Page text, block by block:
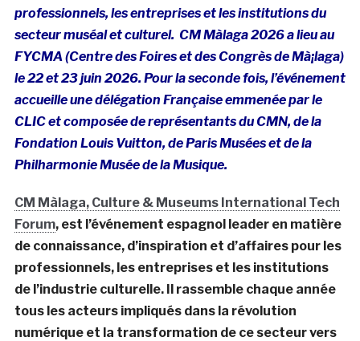
professionnels, les entreprises et les institutions du
secteur muséal et culturel. CM Màlaga 2026 a lieu au
FYCMA (Centre des Foires et des Congrès de Mà¡laga)
le 22 et 23 juin 2026. Pour la seconde fois, l’événement
accueille une délégation Française emmenée par le
CLIC et composée de représentants du CMN, de la
Fondation Louis Vuitton, de Paris Musées et de la
Philharmonie Musée de la Musique.
CM Màlaga, Culture & Museums International Tech
Forum, est l’événement espagnol leader en matière
de connaissance, d’inspiration et d’affaires pour les
professionnels, les entreprises et les institutions
de l’industrie culturelle. Il rassemble chaque année
tous les acteurs impliqués dans la révolution
numérique et la transformation de ce secteur vers